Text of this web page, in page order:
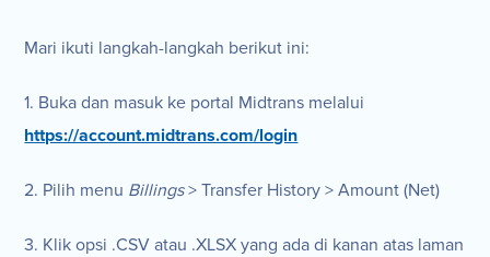
Mari ikuti langkah-langkah berikut ini:
1. Buka dan masuk ke portal Midtrans melalui
https://account.midtrans.com/login
2. Pilih menu Billings> Transfer History > Amount (Net)
3. Klik opsi .CSV atau .XLSX yang ada di kanan atas laman